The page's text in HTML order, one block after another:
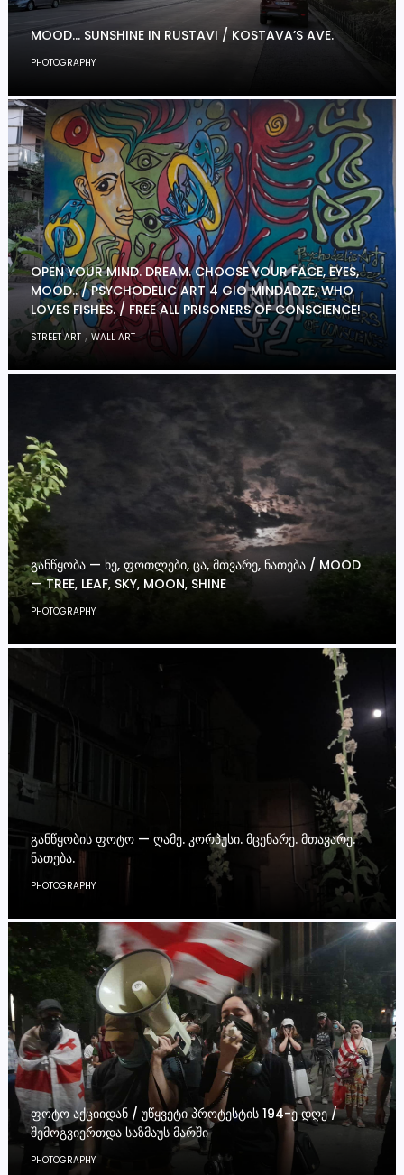
MOOD… SUNSHINE IN RUSTAVI / KOSTAVA’S AVE.
PHOTOGRAPHY
OPEN YOUR MIND. DREAM. CHOOSE YOUR FACE, EYES,
MOOD.. / PSYCHODELIC ART 4 GIO MINDADZE, WHO
LOVES FISHES. / FREE ALL PRISONERS OF CONSCIENCE!
STREET ART ,WALL ART
ᲒᲐᲜᲬᲧᲝᲑᲐ — ᲮᲔ, ᲤᲝᲗᲚᲔᲑᲘ, ᲪᲐ, ᲛᲗᲕᲐᲠᲔ, ᲜᲐᲗᲔᲑᲐ / MOOD
— TREE, LEAF, SKY, MOON, SHINE
PHOTOGRAPHY
ᲒᲐᲜᲬᲧᲝᲑᲘᲡ ᲤᲝᲢᲝ — ᲦᲐᲛᲔ. ᲙᲝᲠᲞᲣᲡᲘ. ᲛᲪᲔᲜᲐᲠᲔ. ᲛᲗᲐᲕᲐᲠᲔ.
ᲜᲐᲗᲔᲑᲐ.
PHOTOGRAPHY
ᲤᲝᲢᲝ ᲐᲥᲪᲘᲘᲓᲐᲜ / ᲣᲬᲧᲕᲔᲢᲘ ᲞᲠᲝᲢᲔᲡᲢᲘᲡ 194-Ე ᲓᲦᲔ /
ᲨᲔᲛᲝᲒᲕᲘᲔᲠᲗᲓᲐ ᲡᲐᲖᲛᲐᲣᲡ ᲛᲐᲠᲨᲘ
PHOTOGRAPHY